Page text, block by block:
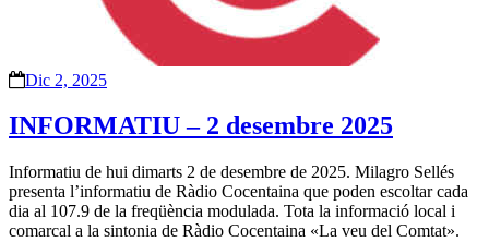
Dic 2, 2025
INFORMATIU – 2 desembre 2025
Informatiu de hui dimarts 2 de desembre de 2025. Milagro Sellés
presenta l’informatiu de Ràdio Cocentaina que poden escoltar cada
dia al 107.9 de la freqüència modulada. Tota la informació local i
comarcal a la sintonia de Ràdio Cocentaina «La veu del Comtat».